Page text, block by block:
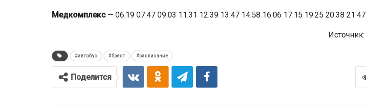
Медкомплекс — 06.19 07.47 09.03 11.31 12.39 13.47 14.58 16.06 17.15 19.25 20.38 21.47
Источник:
#автобус #брест #расписание
Поделится